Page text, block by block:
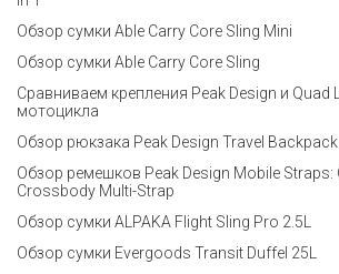
Обзор сумки Able Carry Core Sling Mini
Обзор сумки Able Carry Core Sling
Сравниваем крепления Peak Design и Quad
мотоцикла
Обзор рюкзака Peak Design Travel Backpack
Обзор ремешков Peak Design Mobile
Crossbody Multi-Strap
Обзор сумки ALPAKA Flight Sling Pro 2.5L
Обзор сумки Evergoods Transit Duffel 25L